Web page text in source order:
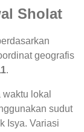
Sholat
geografis
.
lokal
sudut
Isya. Variasi